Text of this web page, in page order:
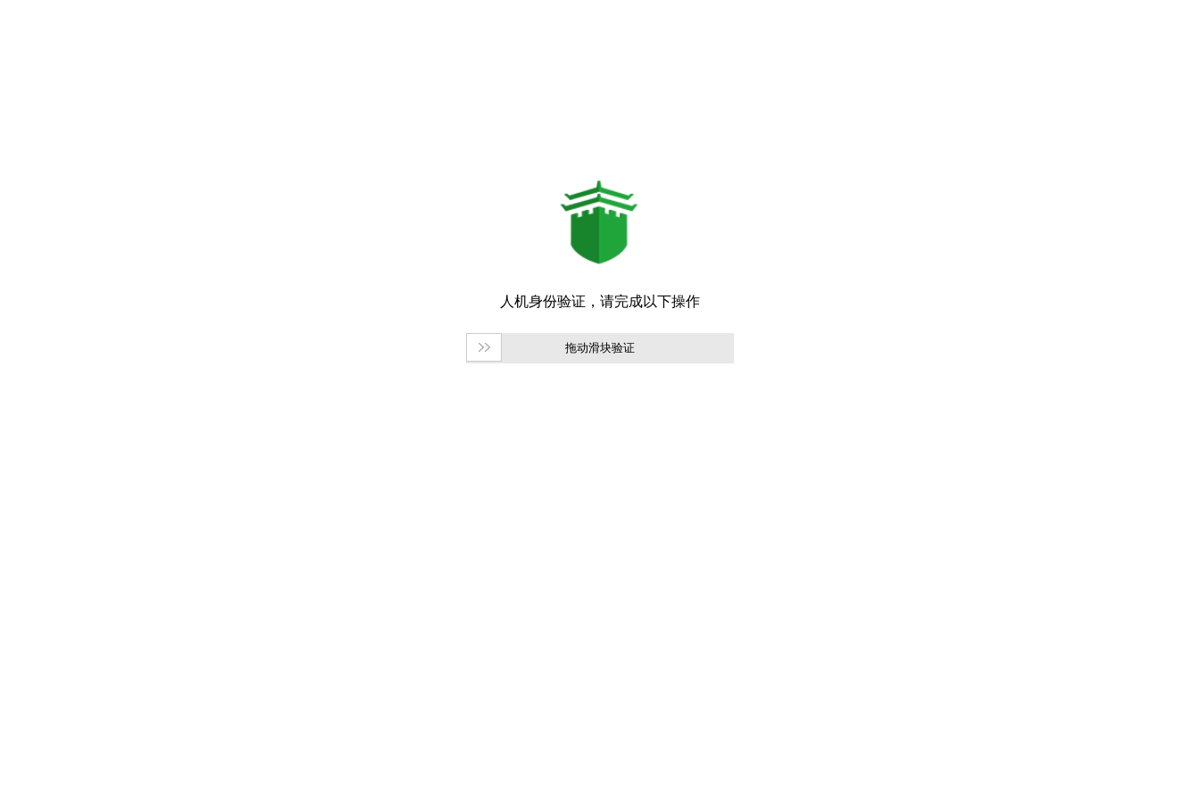
拖动滑块验证